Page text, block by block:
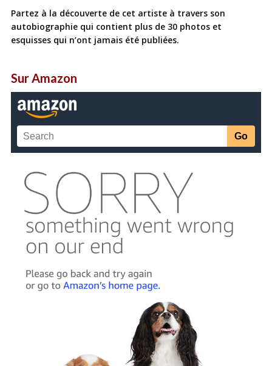
Partez à la découverte de cet artiste à travers son
autobiographie qui contient plus de 30 photos et
esquisses qui n’ont jamais été publiées.
Sur Amazon